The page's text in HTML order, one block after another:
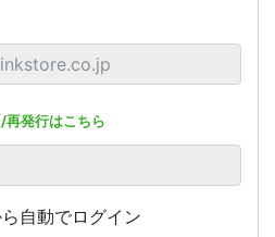
発行はこちら
自動でログイン